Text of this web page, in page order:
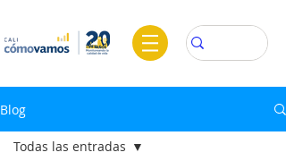
Blog
Todas las entradas